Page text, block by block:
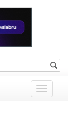
Показать
меню